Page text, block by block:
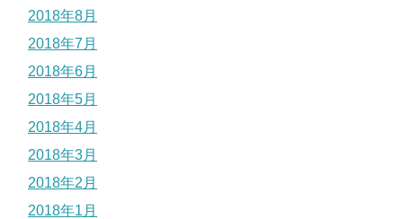
2018年8月
2018年7月
2018年6月
2018年5月
2018年4月
2018年3月
2018年2月
2018年1月